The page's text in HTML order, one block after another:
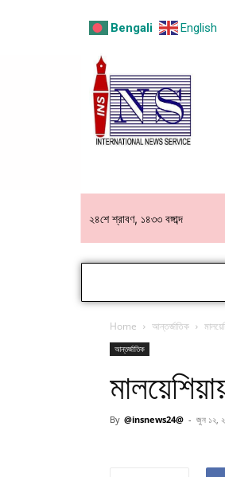
Bengali English
২৪শে শ্রাবণ, ১৪৩৩ বঙ্গাব্দ
Home আন্তর্জাতিক
আন্তর্জাতিক
By @insnews24@ - জুন ১২,